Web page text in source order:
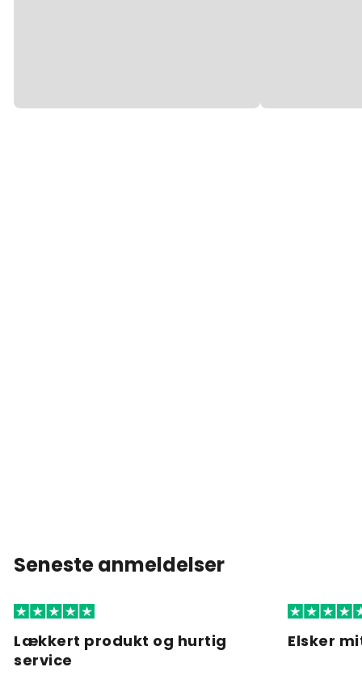
Seneste anmeldelser
Lækkert produkt og hurtig
service
Elsker